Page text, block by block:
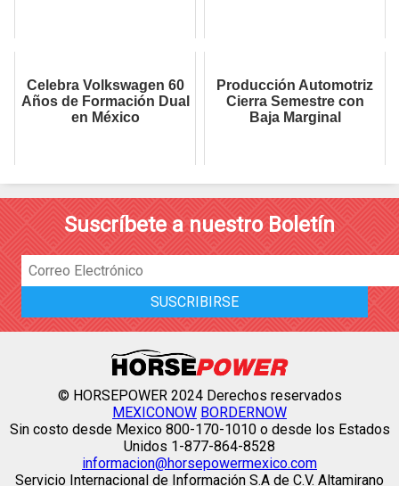
Celebra Volkswagen 60
Años de Formación Dual
en México
Producción Automotriz
Cierra Semestre con
Baja Marginal
Suscríbete a nuestro Boletín
© HORSEPOWER 2024 Derechos reservados
MEXICONOW BORDERNOW
Sin costo desde Mexico 800-170-1010 o desde los Estados
Unidos 1-877-864-8528
informacion@horsepowermexico.com
Servicio Internacional de Información S.A de C.V. Altamirano